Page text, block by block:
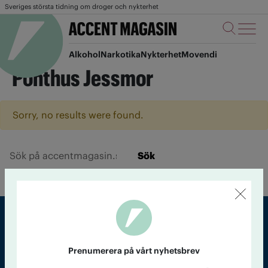
Sveriges största tidning om droger och nykterhet
AlkoholNarkotikaNykterhetMovendi
Ponthus Jessmor
Sorry, no results were found.
Sök
Prenumerera på vårt nyhetsbrev